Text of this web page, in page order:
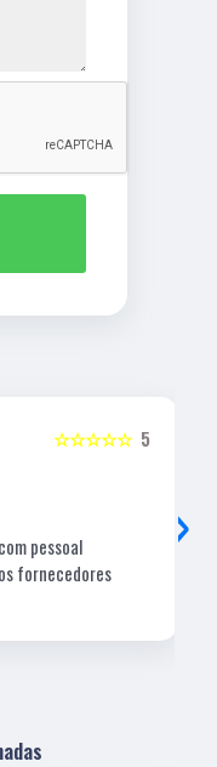
5
☆☆☆☆☆
pessoal
fornecedores
›